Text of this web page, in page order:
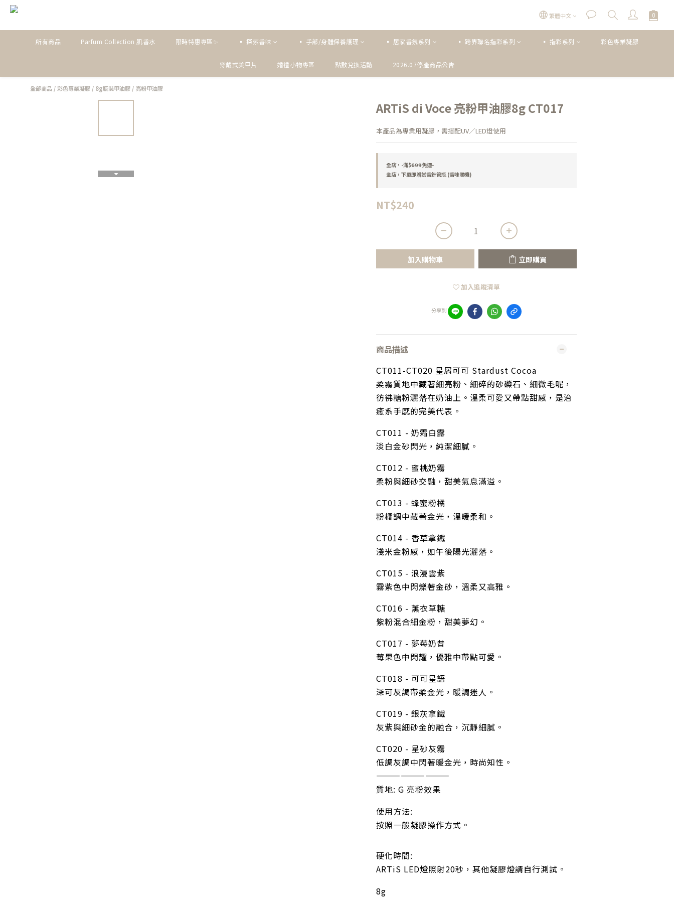
繁體中文
所有商品 Parfum Collection 肌香水 限時特惠專區✨ ▪ 探索香味 ▪ 手部/身體保養護理 ▪ 居家香氛系列 ▪ 跨界聯名指彩系列 ▪ 指彩系列 彩色專業凝膠
穿戴式美甲片 婚禮小物專區 點數兌換活動 2026.07停產商品公告
全部商品 /彩色專業凝膠 / 8g瓶裝甲油膠 / 亮粉甲油膠
ARTiS di Voce 亮粉甲油膠8g CT017
本產品為專業用凝膠，需搭配UV／LED燈使用
全店，-滿$𝟲𝟵𝟵免運-
全店，下單即贈試香針管瓶 (香味隨機)
NT$240
加入購物車 立即購買
加入追蹤清單
分享到
商品描述
CT011-CT020 星屑可可 Stardust Cocoa
柔霧質地中藏著細亮粉、細碎的砂礫石、細微毛呢，
彷彿糖粉灑落在奶油上。溫柔可愛又帶點甜感，是治
癒系手感的完美代表。
CT011 - 奶霜白露
淡白金砂閃光，純潔細膩。
CT012 - 蜜桃奶霧
柔粉與細砂交融，甜美氣息滿溢。
CT013 - 蜂蜜粉橘
粉橘調中藏著金光，溫暖柔和。
CT014 - 香草拿鐵
淺米金粉感，如午後陽光灑落。
CT015 - 浪漫雲紫
霧紫色中閃爍著金砂，溫柔又高雅。
CT016 - 薰衣草糖
紫粉混合細金粉，甜美夢幻。
CT017 - 夢莓奶昔
莓果色中閃耀，優雅中帶點可愛。
CT018 - 可可星語
深可灰調帶柔金光，暖調迷人。
CT019 - 銀灰拿鐵
灰紫與細砂金的融合，沉靜細膩。
CT020 - 星砂灰霧
低調灰調中閃著暖金光，時尚知性。
—————————
質地: G 亮粉效果
使用方法:
按照一般凝膠操作方式。
硬化時間:
ARTiS LED燈照射20秒，其他凝膠燈請自行測試。
8g